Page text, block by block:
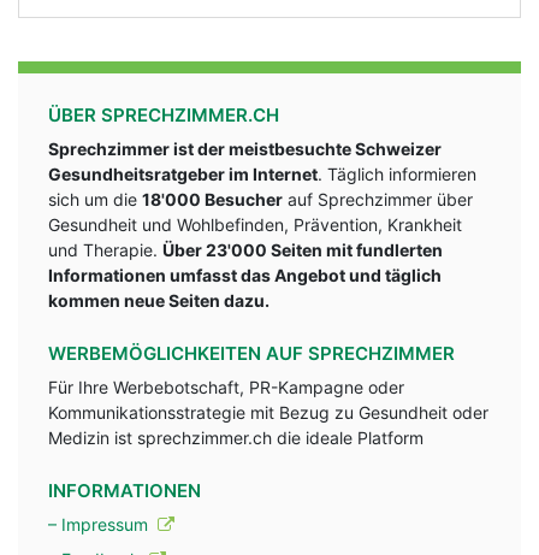
ÜBER SPRECHZIMMER.CH
Sprechzimmer ist der meistbesuchte Schweizer
Gesundheitsratgeber im Internet. Täglich informieren
sich um die 18'000 Besucher auf Sprechzimmer über
Gesundheit und Wohlbefinden, Prävention, Krankheit
und Therapie. Über 23'000 Seiten mit fundlerten
Informationen umfasst das Angebot und täglich
kommen neue Seiten dazu.
WERBEMÖGLICHKEITEN AUF SPRECHZIMMER
Für Ihre Werbebotschaft, PR-Kampagne oder
Kommunikationsstrategie mit Bezug zu Gesundheit oder
Medizin ist sprechzimmer.ch die ideale Platform
INFORMATIONEN
– Impressum